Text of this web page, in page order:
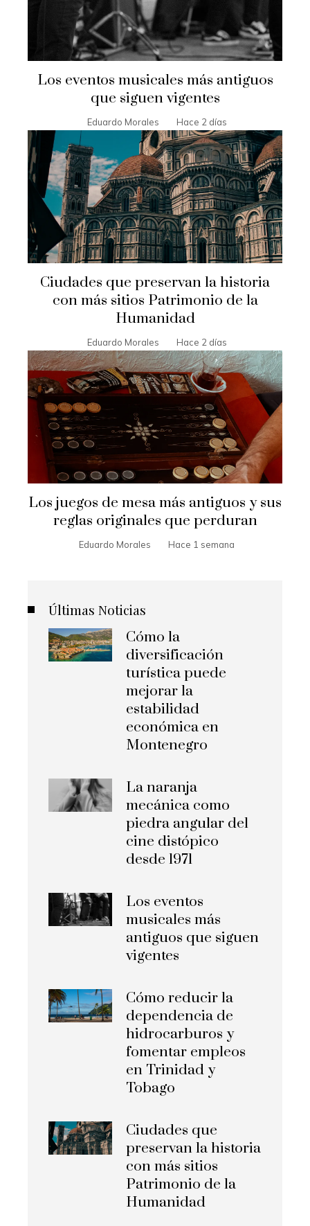
Los eventos musicales más antiguos
que siguen vigentes
Eduardo Morales Hace 2 días
Ciudades que preservan la historia
con más sitios Patrimonio de la
Humanidad
Eduardo Morales Hace 2 días
Los juegos de mesa más antiguos y sus
reglas originales que perduran
Eduardo Morales Hace 1 semana
Últimas Noticias
Cómo la
diversificación
turística puede
mejorar la
estabilidad
económica en
Montenegro
La naranja
mecánica como
piedra angular del
cine distópico
desde 1971
Los eventos
musicales más
antiguos que siguen
vigentes
Cómo reducir la
dependencia de
hidrocarburos y
fomentar empleos
en Trinidad y
Tobago
Ciudades que
preservan la historia
con más sitios
Patrimonio de la
Humanidad